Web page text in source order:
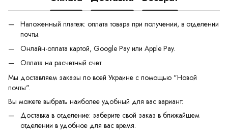
Наложенный платеж: оплата товара при получении, в отделении
почты.
Онлайн-оплата картой, Google Pay или Apple Pay.
Оплата на расчетный счет.
Мы доставляем заказы по всей Украине с помощью "Новой
почты".
Вы можете выбрать наиболее удобный для вас вариант:
Доставка в отделение: заберите свой заказ в ближайшем
отделении в удобное для вас время.